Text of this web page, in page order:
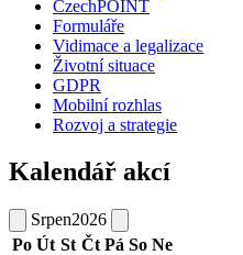
CzechPOINT
Formuláře
Vidimace a legalizace
Životní situace
GDPR
Mobilní rozhlas
Rozvoj a strategie
Kalendář akcí
Srpen2026
Po Út St Čt Pá So Ne